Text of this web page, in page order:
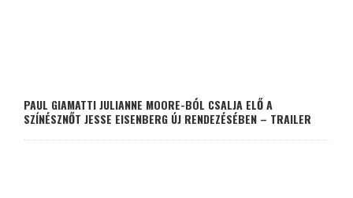
PAUL GIAMATTI JULIANNE MOORE-BÓL CSALJA ELŐ A
SZÍNÉSZNŐT JESSE EISENBERG ÚJ RENDEZÉSÉBEN – TRAILER